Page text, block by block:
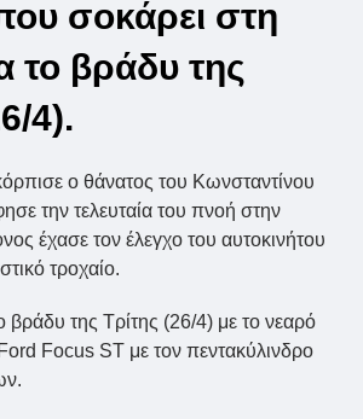
σοκάρει στη
το βράδυ της
4).
ο θάνατος του Κωνσταντίνου
την τελευταία του πνοή στην
έχασε τον έλεγχο του αυτοκινήτου
τροχαίο.
βράδυ της Τρίτης (26/4) με το νεαρό
Focus ST με τον πεντακύλινδρο